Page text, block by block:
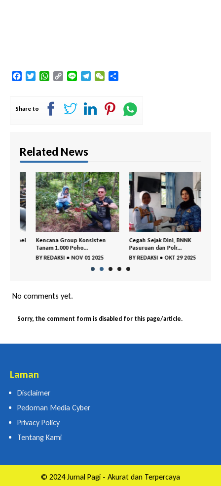
FacebookTwitterWhatsApp
Copy
Line TelegramWeChat
Share to
Related News
Kencana Group Konsisten
Tanam 1.000 Poho...
REDAKSI •NOV 01 2025
Cegah Sejak Dini, BNNK
Pasuruan dan Polr...
REDAKSI •OKT 29 2025
No comments yet.
Sorry, the comment form is disabled for this page/article.
Laman
Disclaimer
Pedoman Media Cyber
Privacy Policy
Tentang Kami
© 2024 Jurnal Pagi - Akurat dan Terpercaya